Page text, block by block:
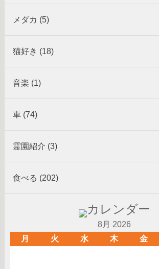
メダカ (5)
猫好き (18)
音楽 (1)
車 (74)
霊園紹介 (3)
食べる (202)
8月 2026
月
火 水 木 金